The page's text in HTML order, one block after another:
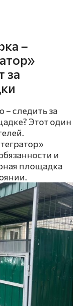
–
за
– следить за
Этот один
и
площадка